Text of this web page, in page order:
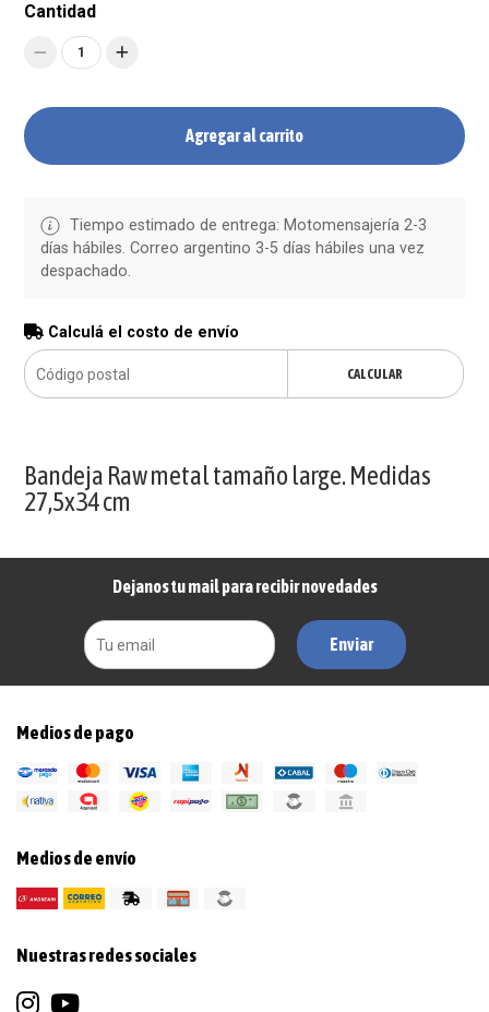
Cantidad
1
Agregar al carrito
Tiempo estimado de entrega: Motomensajería 2-3
días hábiles. Correo argentino 3-5 días hábiles una vez
despachado.
Calculá el costo de envío
CALCULAR
Bandeja Raw metal tamaño large. Medidas
27,5x34 cm
Dejanos tu mail para recibir novedades
Enviar
Medios de pago
Medios de envío
Nuestras redes sociales